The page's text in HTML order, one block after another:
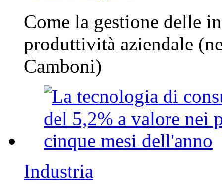
Come la gestione delle
produttività aziendale
Camboni)
Industria